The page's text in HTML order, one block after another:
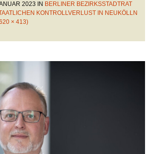
2023 IN BERLINER BEZIRKSSTADTRAT
KONTROLLVERLUST IN NEUKÖLLN
× 413)